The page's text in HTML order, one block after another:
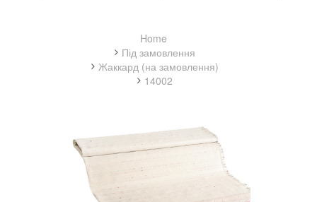
Home
під замовлення
жаккард (на замовлення)
14002